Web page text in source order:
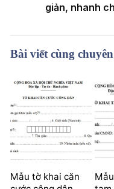
giản, nhanh
Bài viết cùng
Mẫu tờ khai căn